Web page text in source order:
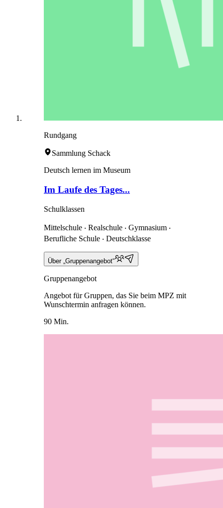
Rundgang
Sammlung Schack
Deutsch lernen im Museum
Im Laufe des Tages...
Schulklassen
Mittelschule ‧ Realschule ‧ Gymnasium ‧
Berufliche Schule ‧ Deutschklasse
Über „Gruppenangebot“
Gruppenangebot
Angebot für Gruppen, das Sie beim MPZ mit
Wunschtermin anfragen können.
90 Min.